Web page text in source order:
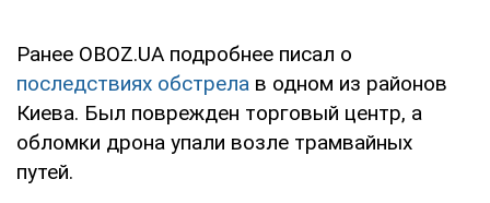
Ранее OBOZ.UA подробнее писал о
последствиях обстрела в одном из районов
Киева. Был поврежден торговый центр, а
обломки дрона упали возле трамвайных
путей.